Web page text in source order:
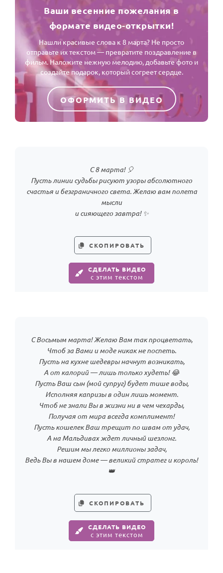
Ваши весенние пожелания в
формате видео-открытки!
Нашли красивые слова к 8 марта? Не просто
отправьте их текстом — превратите поздравление в
фильм. Наложите нежную мелодию, добавьте фото и
создайте подарок, который согреет сердце.
ОФОРМИТЬ В ВИДЕО
С 8 марта! 🎈
Пусть линии судьбы рисуют узоры абсолютного
счастья и безграничного света. Желаю вам полета
мысли
и сияющего завтра! ✨
СКОПИРОВАТЬ
СДЕЛАТЬ ВИДЕО
с этим текстом
С Восьмым марта! Желаю Вам так процветать,
Чтоб за Вами и моде никак не поспеть.
Пусть на кухне шедевры начнут возникать,
А от калорий — лишь только худеть! 😂
Пусть Ваш сын (мой супруг) будет тише воды,
Исполняя капризы в один лишь момент.
Чтоб не знали Вы в жизни ни в чем чехарды,
Получая от мира всегда комплимент!
Пусть кошелек Ваш трещит по швам от удач,
А на Мальдивах ждет личный шезлонг.
Решим мы легко миллионы задач,
Ведь Вы в нашем доме — великий стратег и король!
👑
СКОПИРОВАТЬ
СДЕЛАТЬ ВИДЕО
с этим текстом